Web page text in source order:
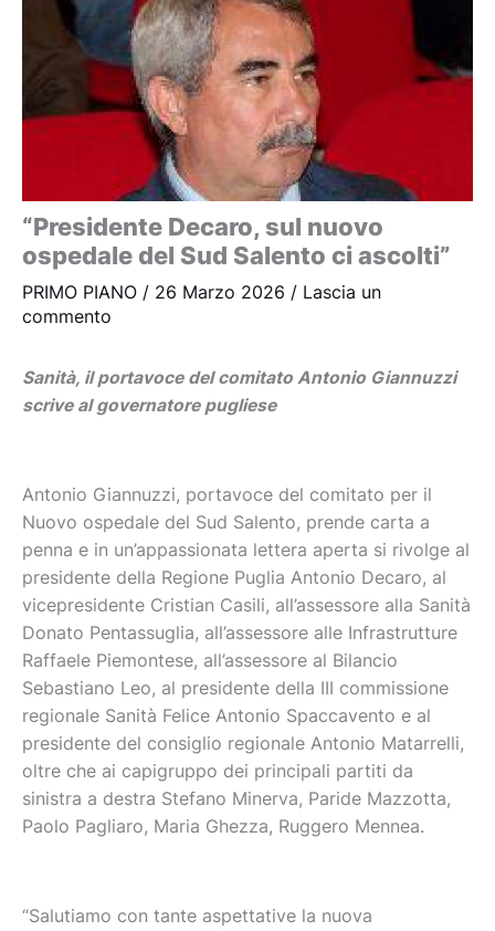
“Presidente Decaro, sul nuovo
ospedale del Sud Salento ci ascolti”
PRIMO PIANO / 26 Marzo 2026 / Lascia un
commento
Sanità, il portavoce del comitato Antonio Giannuzzi
scrive al governatore pugliese
Antonio Giannuzzi, portavoce del comitato per il
Nuovo ospedale del Sud Salento, prende carta a
penna e in un’appassionata lettera aperta si rivolge al
presidente della Regione Puglia Antonio Decaro, al
vicepresidente Cristian Casili, all’assessore alla Sanità
Donato Pentassuglia, all’assessore alle Infrastrutture
Raffaele Piemontese, all’assessore al Bilancio
Sebastiano Leo, al presidente della III commissione
regionale Sanità Felice Antonio Spaccavento e al
presidente del consiglio regionale Antonio Matarrelli,
oltre che ai capigruppo dei principali partiti da
sinistra a destra Stefano Minerva, Paride Mazzotta,
Paolo Pagliaro, Maria Ghezza, Ruggero Mennea.
“Salutiamo con tante aspettative la nuova